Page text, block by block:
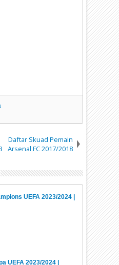
Daftar Skuad Pemain
Arsenal FC 2017/2018
UEFA 2023/2024 |
UEFA 2023/2024 |